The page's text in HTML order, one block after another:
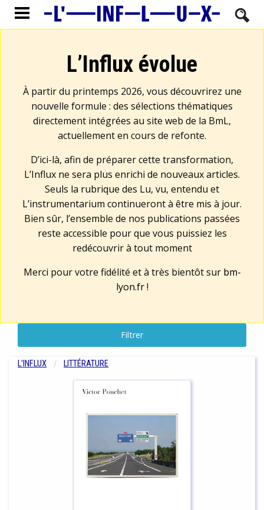
L’Influx évolue
À partir du printemps 2026, vous découvrirez une
nouvelle formule : des sélections thématiques
directement intégrées au site web de la BmL,
actuellement en cours de refonte.
D’ici-là, afin de préparer cette transformation,
L’Influx ne sera plus enrichi de nouveaux articles.
Seuls la rubrique des Lu, vu, entendu et
L’instrumentarium continueront à être mis à jour.
Bien sûr, l’ensemble de nos publications passées
reste accessible pour que vous puissiez les
redécouvrir à tout moment
Merci pour votre fidélité et à très bientôt sur bm-
lyon.fr!
Filtrer
L'INFLUX LITTÉRATURE